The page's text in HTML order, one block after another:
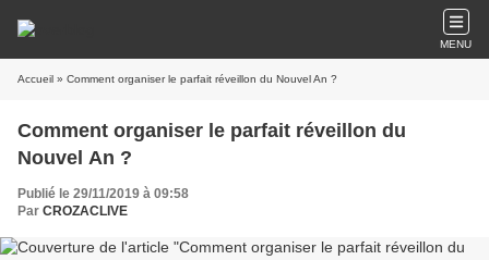
MENU
Accueil » Comment organiser le parfait réveillon du Nouvel An ?
Comment organiser le parfait réveillon du
Nouvel An ?
Publié le 29/11/2019 à 09:58
Par CROZACLIVE